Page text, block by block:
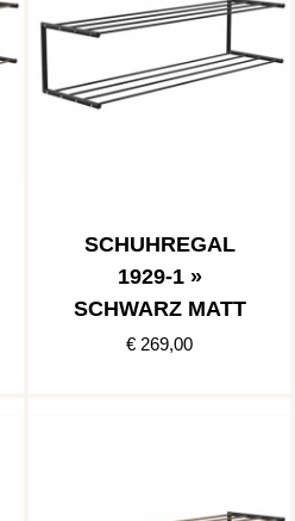
SCHUHREGAL
1929-1 »
SCHWARZ MATT
€ 269,00